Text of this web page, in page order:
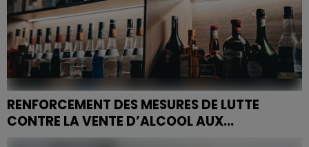
RENFORCEMENT DES MESURES DE LUTTE
CONTRE LA VENTE D’ALCOOL AUX...
La Préfecture des Vosges renforce sa sensibilisation